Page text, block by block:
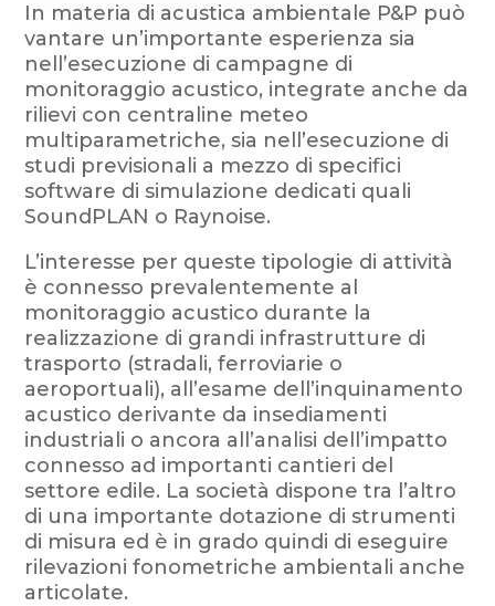
In materia di acustica ambientale P&P può
vantare un’importante esperienza sia
nell’esecuzione di campagne di
monitoraggio acustico, integrate anche da
rilievi con centraline meteo
multiparametriche, sia nell’esecuzione di
studi previsionali a mezzo di specifici
software di simulazione dedicati quali
SoundPLAN o Raynoise.
L’interesse per queste tipologie di attività
è connesso prevalentemente al
monitoraggio acustico durante la
realizzazione di grandi infrastrutture di
trasporto (stradali, ferroviarie o
aeroportuali), all’esame dell’inquinamento
acustico derivante da insediamenti
industriali o ancora all’analisi dell’impatto
connesso ad importanti cantieri del
settore edile. La società dispone tra l’altro
di una importante dotazione di strumenti
di misura ed è in grado quindi di eseguire
rilevazioni fonometriche ambientali anche
articolate.